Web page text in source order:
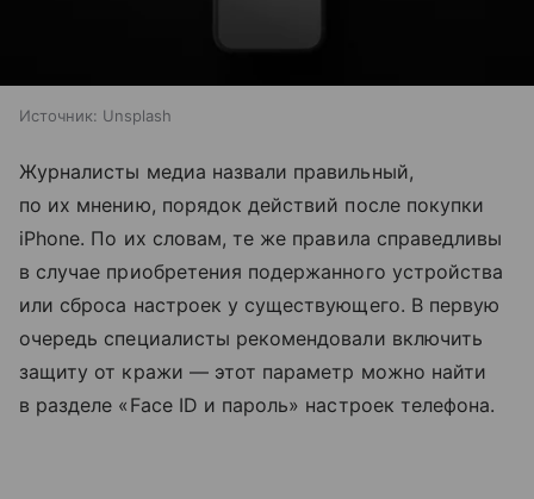
Источник: Unsplash
Журналисты медиа назвали правильный,
по их мнению, порядок действий после покупки
iPhone. По их словам, те же правила справедливы
в случае приобретения подержанного устройства
или сброса настроек у существующего. В первую
очередь специалисты рекомендовали включить
защиту от кражи — этот параметр можно найти
в разделе «Face ID и пароль» настроек телефона.